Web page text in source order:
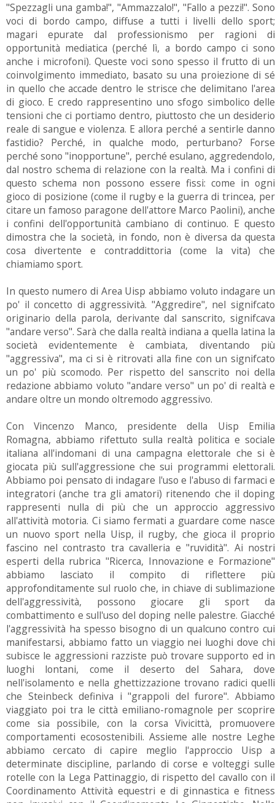
"Spezzagli una gamba!", "Ammazzalo!", "Fallo a pezzi!". Sono
voci di bordo campo, diffuse a tutti i livelli dello sport;
magari epurate dal professionismo per ragioni di
opportunità mediatica (perché lì, a bordo campo ci sono
anche i microfoni). Queste voci sono spesso il frutto di un
coinvolgimento immediato, basato su una proiezione di sé
in quello che accade dentro le strisce che delimitano l'area
di gioco. E credo rappresentino uno sfogo simbolico delle
tensioni che ci portiamo dentro, piuttosto che un desiderio
reale di sangue e violenza. E allora perché a sentirle danno
fastidio? Perché, in qualche modo, perturbano? Forse
perché sono "inopportune", perché esulano, aggredendolo,
dal nostro schema di relazione con la realtà. Ma i confini di
questo schema non possono essere fissi: come in ogni
gioco di posizione (come il rugby e la guerra di trincea, per
citare un famoso paragone dell'attore Marco Paolini), anche
i confini dell'opportunità cambiano di continuo. E questo
dimostra che la società, in fondo, non è diversa da questa
cosa divertente e contraddittoria (come la vita) che
chiamiamo sport.
In questo numero di Area Uisp abbiamo voluto indagare un
po' il concetto di aggressività. "Aggredire", nel signifcato
originario della parola, derivante dal sanscrito, signifcava
"andare verso". Sarà che dalla realtà indiana a quella latina la
società evidentemente è cambiata, diventando più
"aggressiva", ma ci si è ritrovati alla fine con un signifcato
un po' più scomodo. Per rispetto del sanscrito noi della
redazione abbiamo voluto "andare verso" un po' di realtà e
andare oltre un mondo oltremodo aggressivo.
Con Vincenzo Manco, presidente della Uisp Emilia
Romagna, abbiamo rifettuto sulla realtà politica e sociale
italiana all'indomani di una campagna elettorale che si è
giocata più sull'aggressione che sui programmi elettorali.
Abbiamo poi pensato di indagare l'uso e l'abuso di farmaci e
integratori (anche tra gli amatori) ritenendo che il doping
rappresenti nulla di più che un approccio aggressivo
all'attività motoria. Ci siamo fermati a guardare come nasce
un nuovo sport nella Uisp, il rugby, che gioca il proprio
fascino nel contrasto tra cavalleria e "ruvidità". Ai nostri
esperti della rubrica "Ricerca, Innovazione e Formazione"
abbiamo lasciato il compito di riflettere più
approfonditamente sul ruolo che, in chiave di sublimazione
dell'aggressività, possono giocare gli sport da
combattimento e sull'uso del doping nelle palestre. Giacché
l'aggressività ha spesso bisogno di un qualcuno contro cui
manifestarsi, abbiamo fatto un viaggio nei luoghi dove chi
subisce le aggressioni razziste può trovare supporto ed in
luoghi lontani, come il deserto del Sahara, dove
nell'isolamento e nella ghettizzazione trovano radici quelli
che Steinbeck definiva i "grappoli del furore". Abbiamo
viaggiato poi tra le città emiliano-romagnole per scoprire
come sia possibile, con la corsa Vivicittà, promuovere
comportamenti ecosostenibili. Assieme alle nostre Leghe
abbiamo cercato di capire meglio l'approccio Uisp a
determinate discipline, parlando di corse e volteggi sulle
rotelle con la Lega Pattinaggio, di rispetto del cavallo con il
Coordinamento Attività equestri e di ginnastica e fitness